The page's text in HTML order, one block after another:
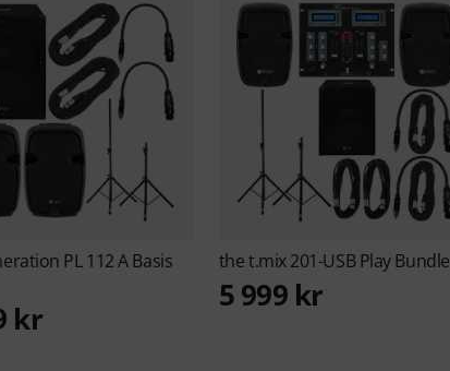
PL 112 A Basis
kr
the t.mix201-USB Play Bundle
5 999 kr